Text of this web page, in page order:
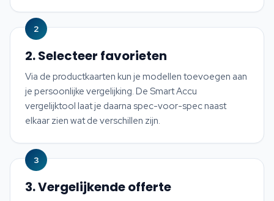
2
2. Selecteer favorieten
Via de productkaarten kun je modellen toevoegen aan
je persoonlijke vergelijking. De Smart Accu
vergelijktool laat je daarna spec-voor-spec naast
elkaar zien wat de verschillen zijn.
3
3. Vergelijkende offerte